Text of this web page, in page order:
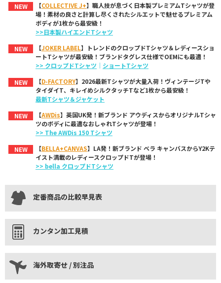
NEW
【COLLECTIVE J+】職人技が息づく日本製プレミアムTシャツが登
場！素材の良さと計算し尽くされたシルエットで魅せるプレミアム
ボディが1枚から最安級！
>>日本製ハイエンドTシャツ
NEW
【JOKER LABEL】トレンドのクロップドTシャツ＆レディースショ
ートTシャツが最安級！ブランドタグレス仕様でOEMにも最適！
>> クロップドTシャツ ｜ ショートTシャツ
NEW
【D-FACTORY】2026最新Tシャツが大量入荷！ヴィンテージTや
タイダイT、キレイめシルクタッチTなど1枚から最安級！
最新Tシャツ＆ジャケット
NEW
【AWDis】英国UK発！新ブランド アウディスからオリジナルTシャ
ツのボディに最適なおしゃれTシャツが登場！
>> The AWDis 150 Tシャツ
NEW
【BELLA+CANVAS】LA発！新ブランド ベラ キャンバスからY2Kテ
イスト満載のレディースクロップドTが登場！
>> bella クロップドTシャツ
定番商品の比較早見表
カンタン加工見積
海外取寄せ / 別注品